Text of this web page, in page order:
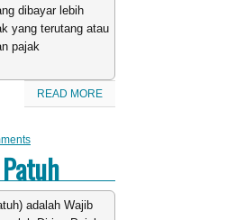
dibayar lebih
yang terutang atau
pajak
READ MORE
adalah Wajib